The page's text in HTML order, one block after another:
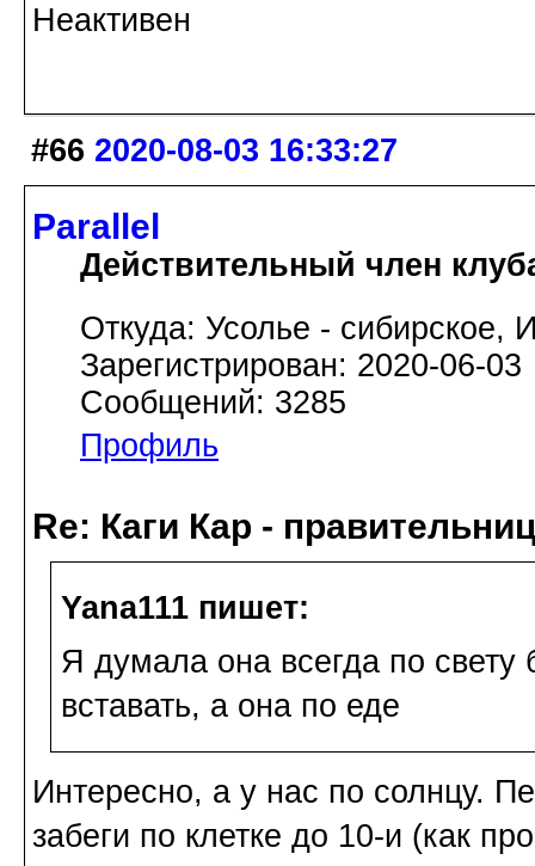
Неактивен
#66 2020-08-03 16:33:27
Parallel
Действительный член
Откуда: Усолье - сибирское,
Зарегистрирован: 2020-06-03
Сообщений: 3285
Профиль
Re: Каги Кар -
Yana111 пишет:
Я думала она всегда по свету
вставать, а она по еде
Интересно, а у нас по солнцу.
забеги по клетке до 10-и (как